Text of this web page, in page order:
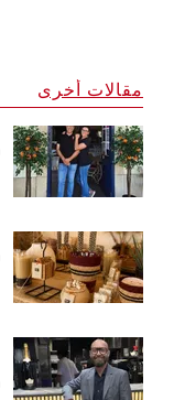
مقالات أخرى